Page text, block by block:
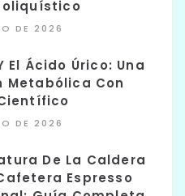
DE 2026
El Ácido Úrico: Una
Metabólica Con
DE 2026
De La Caldera
Espresso